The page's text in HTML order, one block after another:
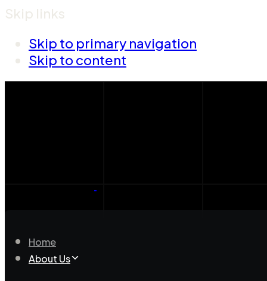
Skip links
Skip to primary navigation
Skip to content
Home
About Us